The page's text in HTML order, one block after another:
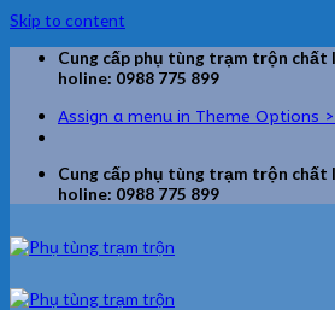
Skip to content
Cung cấp phụ tùng trạm trộn
holine: 0988 775 899
Assign a menu in Theme Options
Cung cấp phụ tùng trạm trộn
holine: 0988 775 899